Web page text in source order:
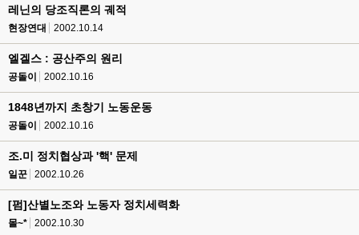
레닌의 당조직론의 궤적
현장연대 2002.10.14
엘겔스 : 공산주의 원리
공돌이 2002.10.16
1848년까지 초창기 노동운동
공돌이 2002.10.16
조.미 정치협상과 '핵' 문제
일꾼 2002.10.26
[펌]산별노조와 노동자 정치세력화
몰~* 2002.10.30